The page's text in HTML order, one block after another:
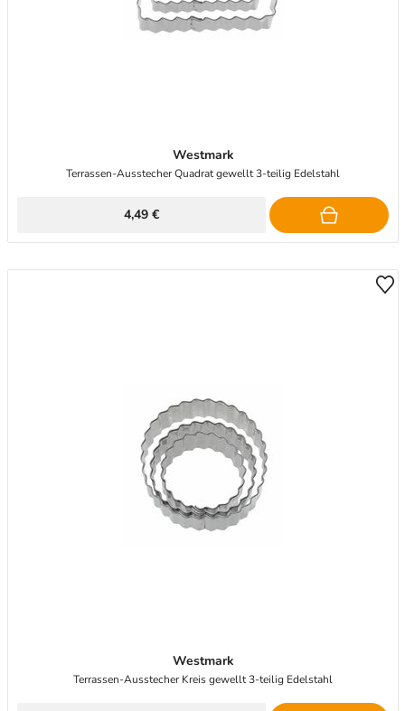
Westmark
Terrassen-Ausstecher Quadrat gewellt 3-teilig Edelstahl
4,49 €
Westmark
Terrassen-Ausstecher Kreis gewellt 3-teilig Edelstahl